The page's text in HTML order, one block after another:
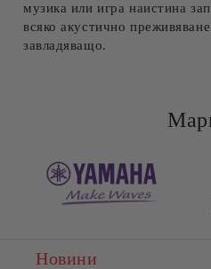
музика или игра наистина
всяко акустично
завладяващо.
Новини